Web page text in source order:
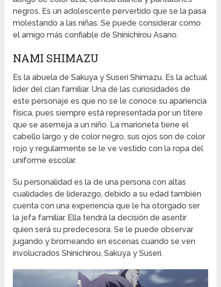
negros. Es un adolescente pervertido que se la pasa
molestando a las niñas. Se puede considerar como
el amigo más confiable de Shinichirou Asano.
NAMI SHIMAZU
Es la abuela de Sakuya y Suseri Shimazu. Es la actual
líder del clan familiar. Una de las curiosidades de
este personaje es que no se le conoce su apariencia
física, pues siempre está representada por un títere
que se asemeja a un niño. La marioneta tiene el
cabello largo y de color negro, sus ojos son de color
rojo y regularmente se le ve vestido con la ropa del
uniforme escolar.
Su personalidad es la de una persona con altas
cualidades de liderazgo, debido a su edad también
cuenta con una experiencia que le ha otorgado ser
la jefa familiar. Ella tendrá la decisión de asentir
quien será su predecesora. Se le puede observar
jugando y bromeando en escenas cuando se ven
involucrados Shinichirou, Sakuya y Suseri.